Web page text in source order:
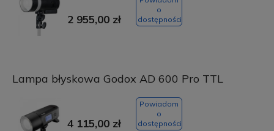
2 955,00 zł
o
dostępności
Lampa błyskowa Godox AD 600 Pro TTL
4 115,00 zł
Powiadom
o
dostępności